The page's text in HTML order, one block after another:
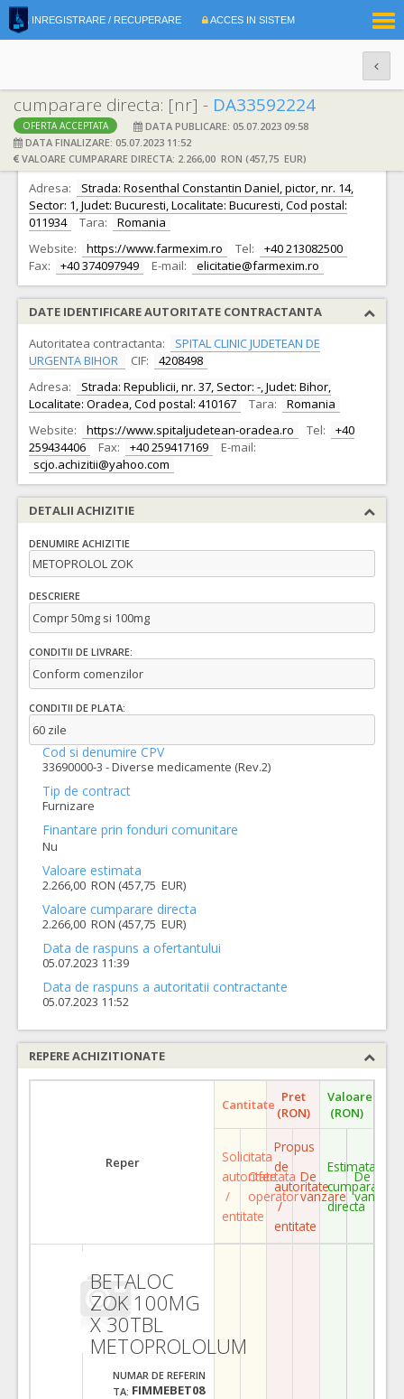
INREGISTRARE / RECUPERARE ACCES IN SISTEM
cumparare directa: [nr] - DA33592224
OFERTA ACCEPTATA
DATA PUBLICARE: 05.07.2023 09:58
DATA FINALIZARE: 05.07.2023 11:52
VALOARE CUMPARARE DIRECTA: 2.266,00 RON (457,75 EUR)
DATE IDENTIFICARE OFERTANT
Ofertant: S.C. FARMEXIM S.A. S.A. CIF:
335278
Adresa:
Strada: Rosenthal Constantin Daniel, pictor, nr. 14,
Sector: 1, Judet: Bucuresti, Localitate: Bucuresti, Cod postal:
011934
Tara:
Romania
Website:
https://www.farmexim.ro Tel:
+40 213082500
Fax:
+40 374097949 E-mail: elicitatie@farmexim.ro
DATE IDENTIFICARE AUTORITATE CONTRACTANTA
Autoritatea contractanta:
SPITAL CLINIC JUDETEAN DE
URGENTA BIHOR
CIF:
4208498
Adresa:
Strada: Republicii, nr. 37, Sector: -, Judet: Bihor,
Localitate: Oradea, Cod postal: 410167
Tara:
Romania
Website:
https://www.spitaljudetean-oradea.ro Tel:
+40
259434406
Fax: +40 259417169
E-mail:
scjo.achizitii@yahoo.com
DETALII ACHIZITIE
DENUMIRE ACHIZITIE
METOPROLOL ZOK
DESCRIERE
Compr 50mg si 100mg
CONDITII DE LIVRARE:
Conform comenzilor
CONDITII DE PLATA:
60 zile
Cod si denumire CPV
33690000-3 - Diverse medicamente (Rev.2)
Tip de contract
Furnizare
Finantare prin fonduri comunitare
Nu
Valoare estimata
2.266,00 RON (457,75 EUR)
Valoare cumparare directa
2.266,00 RON (457,75 EUR)
Data de raspuns a ofertantului
05.07.2023 11:39
Data de raspuns a autoritatii contractante
05.07.2023 11:52
REPERE ACHIZITIONATE
Reper
Cantitate Pret
(RON)
Valoare
(RON)
Solicitata
autoritate
/
entitate
Ofertata
operator
Propus
de
autoritate
/
entitate
De
vanzare
Estimata
cumparare
directa
De
vanzare
BETALOC
ZOK 100MG
X 30TBL
METOPROLOLUM
NUMAR DE REFERIN
TA: FIMMEBET08